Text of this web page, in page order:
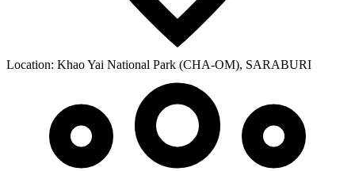
Location: Khao Yai National Park (CHA-OM), SARABURI